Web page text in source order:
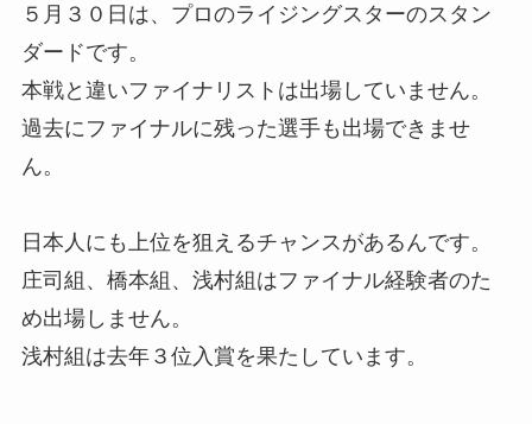
５月３０日は、プロのライジングスターのスタン
ダードです。
本戦と違いファイナリストは出場していません。
過去にファイナルに残った選手も出場できませ
ん。
日本人にも上位を狙えるチャンスがあるんです。
庄司組、橋本組、浅村組はファイナル経験者のた
め出場しません。
浅村組は去年３位入賞を果たしています。